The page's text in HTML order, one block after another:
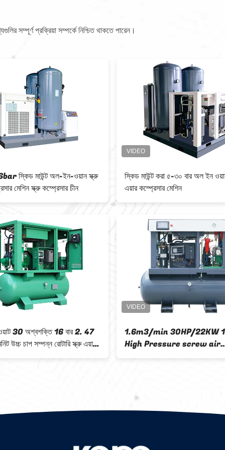
সম্পূর্ণ প্রক্রিয়া সম্পর্কে নিশ্চিত থাকতে পারেন।
স্কিড মাউন্ট অল-ইন-ওয়ান স্ক্রু
মেশিন স্ক্রু কম্প্রেসার চীন
স্কিড মাউন্ট করা ৫-৩০ বার অল ইন
এয়ার কম্প্রেসার মেশিন
30 অশ্বশক্তি 16 বার 2. 47
উচ্চ চাপ সম্পন্ন রোটারি স্ক্রু এয়ার
ড্রায়ার
1.6m3/min 30HP/22KW
High Pressure screw air
compressor with dryer